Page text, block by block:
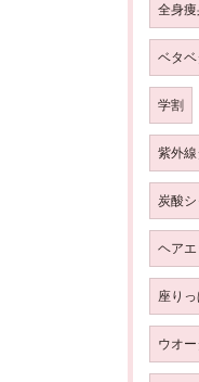
全身
ベタベ
学割
紫外
炭酸
ヘア
座り
ウオ